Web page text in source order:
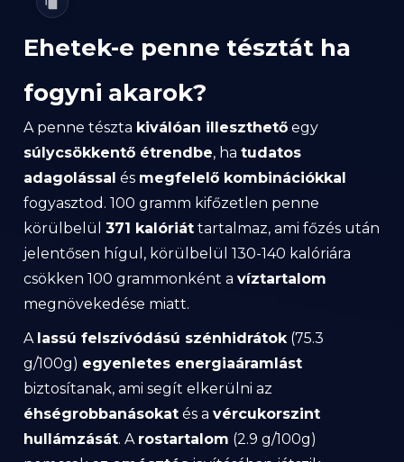
Ehetek-e penne tésztát ha
fogyni akarok?
A penne tészta kiválóan illeszthető egy
súlycsökkentő étrendbe, ha tudatos
adagolással és megfelelő kombinációkkal
fogyasztod. 100 gramm kifőzetlen penne
körülbelül 371 kalóriát tartalmaz, ami főzés után
jelentősen hígul, körülbelül 130-140 kalóriára
csökken 100 grammonként a víztartalom
megnövekedése miatt.
A lassú felszívódású szénhidrátok(75.3
g/100g) egyenletes energiaáramlást
biztosítanak, ami segít elkerülni az
éhségrobbanásokat és a vércukorszint
hullámzását. A rostartalom (2.9 g/100g)